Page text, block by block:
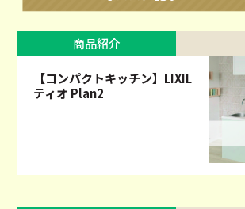
商品紹介
【コンパクトキッチン】LIXIL
ティオ Plan2